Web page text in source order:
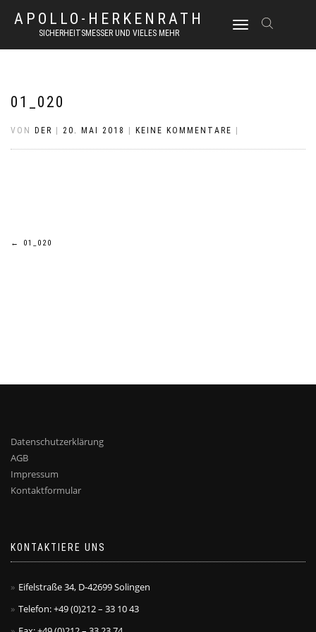
APOLLO-HERKENRATH
SICHERHEITSMESSER UND VIELES MEHR
NAVIGATION
01_020
VON DER 20. MAI 2018 KEINE KOMMENTARE
Beitrags-
← 01_020
Datenschutzerklärung
AGB
Impressum
Kontaktformular
KONTAKTIERE UNS
Eifelstraße 34, D-42699 Solingen
Telefon: +49 (0)212 – 33 10 43